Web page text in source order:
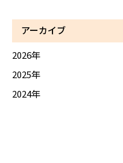
アーカイブ
2026年
2025年
2024年